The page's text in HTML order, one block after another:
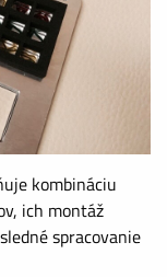
kombináciu
ich montáž
spracovanie